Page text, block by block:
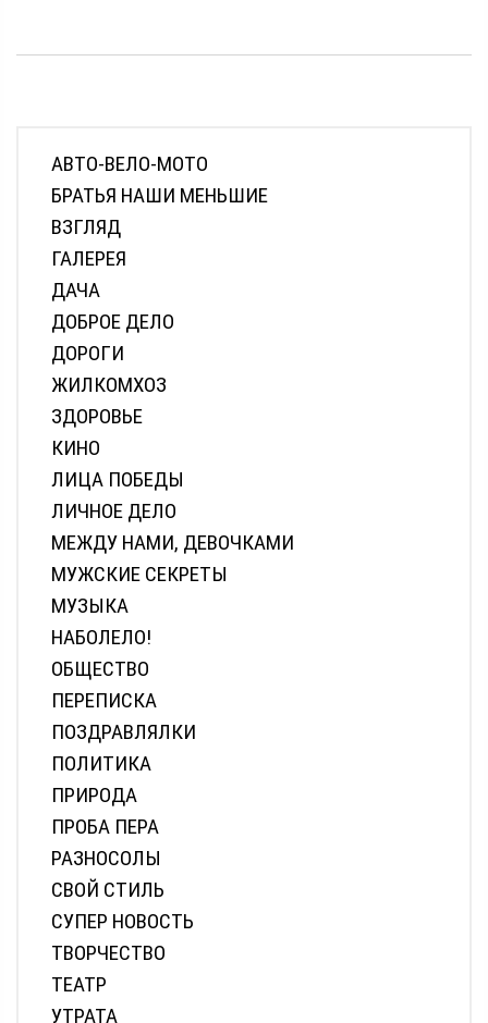
АВТО-ВЕЛО-МОТО
БРАТЬЯ НАШИ МЕНЬШИЕ
ВЗГЛЯД
ГАЛЕРЕЯ
ДАЧА
ДОБРОЕ ДЕЛО
ДОРОГИ
ЖИЛКОМХОЗ
ЗДОРОВЬЕ
КИНО
ЛИЦА ПОБЕДЫ
ЛИЧНОЕ ДЕЛО
МЕЖДУ НАМИ, ДЕВОЧКАМИ
МУЖСКИЕ СЕКРЕТЫ
МУЗЫКА
НАБОЛЕЛО!
ОБЩЕСТВО
ПЕРЕПИСКА
ПОЗДРАВЛЯЛКИ
ПОЛИТИКА
ПРИРОДА
ПРОБА ПЕРА
РАЗНОСОЛЫ
СВОЙ СТИЛЬ
СУПЕР НОВОСТЬ
ТВОРЧЕСТВО
ТЕАТР
УТРАТА